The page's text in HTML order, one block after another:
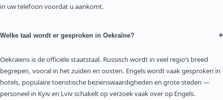
in uw telefoon voordat u aankomt.
Welke taal wordt er gesproken in Oekraïne? +
Oekraïens is de officiële staatstaal. Russisch wordt in veel regio’s breed
begrepen, vooral in het zuiden en oosten. Engels wordt vaak gesproken in
hotels, populaire toeristische bezienswaardigheden en grote steden —
personeel in Kyiv en Lviv schakelt op verzoek vaak over op Engels.